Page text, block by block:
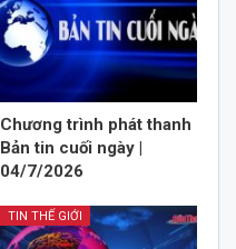
Chương trình phát thanh
Bản tin cuối ngày |
04/7/2026
TIN THẾ GIỚI